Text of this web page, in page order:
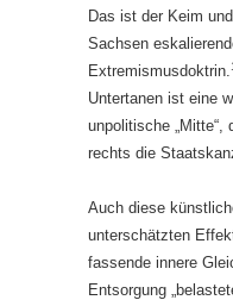
Das ist der Keim
Sachsen
Extremismusdoktrin.
Untertanen ist eine
unpolitische „Mitte“,
rechts die
Auch diese
unterschätzten
fassende innere
Entsorgung